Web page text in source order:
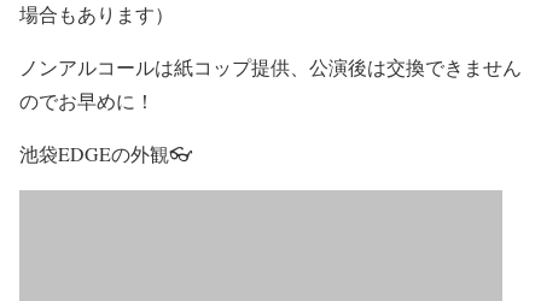
場合もあります）
ノンアルコールは紙コップ提供、公演後は交換できません
のでお早めに！
池袋EDGEの外観👓